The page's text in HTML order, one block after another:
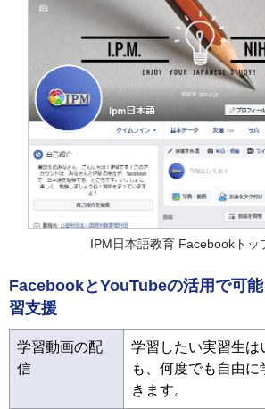
IPM日本語教育 Facebookトッ
FacebookとYouTubeの活用で可
習支援
学習動画の配
信
学習したい実習生は
も、何度でも自由
きます。